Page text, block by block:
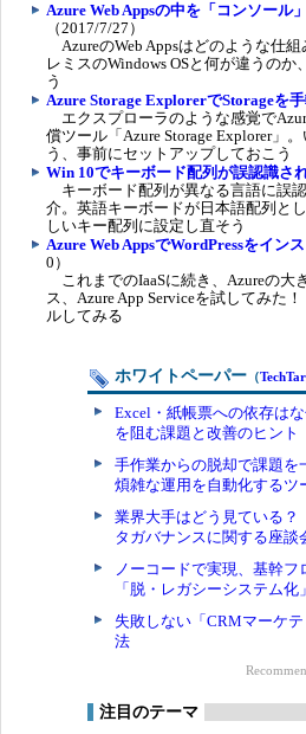
Azure Web Appsの中を「コンソール
（2017/7/27）
AzureのWeb Appsはどのような仕
レミスのWindows OSと何が違うの
う
Azure Storage ExplorerでStorageを
エクスプローラのような感覚で
償ツール「Azure Storage Explorer」
う、事前にセットアップしておこう
Win 10でキーボード配列が誤認識さ
キーボード配列が異なる言語に誤
介。英語キーボードが日本語配列と
しいキー配列に設定し直そう
Azure Web AppsでWordPressをイン
0）
これまでのIaaSに続き、Azureの大
ス、Azure App Serviceを試してみた
ルしてみる
ホワイトペーパー （
Excel・紙帳票への依存は
を阻む課題と改善のヒント
手作業からの脱却で課題を
煩雑な運用を自動化するツ
業界大手はどう見ている
タガバナンスに関する座談
ノーコードで実現、基幹フ
「脱・レガシーシステム化
失敗しない「CRMマーケ
法
注目のテーマ